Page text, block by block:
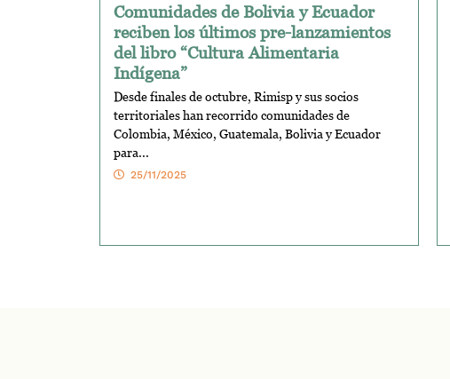
Comunidades de Bolivia y Ecuador
reciben los últimos pre-lanzamientos
del libro “Cultura Alimentaria
Indígena”
Desde finales de octubre, Rimisp y sus socios
territoriales han recorrido comunidades de
Colombia, México, Guatemala, Bolivia y Ecuador
para...
25/11/2025